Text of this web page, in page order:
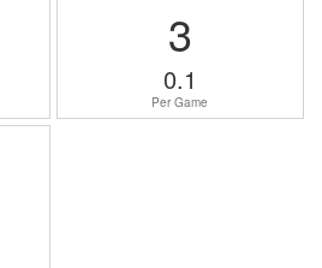
3
0.1
Per Game